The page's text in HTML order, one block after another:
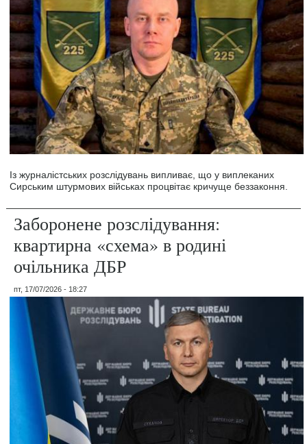
Із журналістських розслідувань випливає, що у виплеканих
Сирським штурмових військах процвітає кричуще беззаконня.
Заборонене розслідування:
квартирна «схема» в родині
очільника ДБР
пт, 17/07/2026 - 18:27